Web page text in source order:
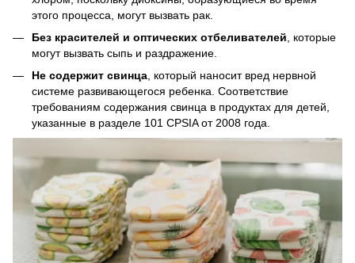
этого процесса, могут вызвать рак.
Без красителей и оптических отбеливателей , которые
могут вызвать сыпь и раздражение.
Не содержит свинца, который наносит вред нервной
системе развивающегося ребенка. Соответствие
требованиям содержания свинца в продуктах для детей,
указанные в разделе 101 CPSIA от 2008 года.